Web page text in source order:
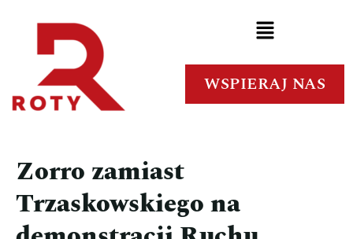
WSPIERAJ NAS
Zorro zamiast
Trzaskowskiego na